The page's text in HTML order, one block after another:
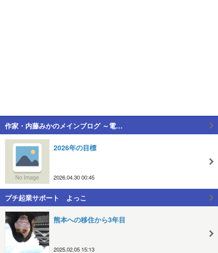
作家・内藤みかのメインブログ ～電…
2026年の目標
2026.04.30 00:45
プチ起業サポート よっこ
熊本への移住から3年目
2025.02.05 15:13